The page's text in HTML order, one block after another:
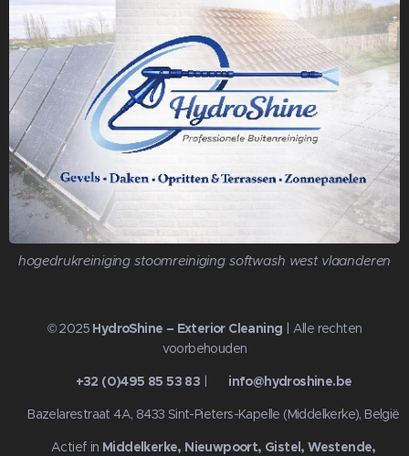
hogedrukreiniging stoomreiniging softwash west vlaanderen
© 2025 HydroShine – Exterior Cleaning | Alle rechten
voorbehouden
+32 (0)495 85 53 83 | ✉️ info@hydroshine.be
📍 Bazelarestraat 4A, 8433 Sint-Pieters-Kapelle (Middelkerke), België
🌍 Actief in Middelkerke, Nieuwpoort, Gistel, Westende,